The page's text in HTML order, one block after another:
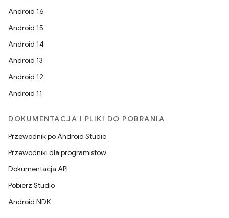
Android 16
Android 15
Android 14
Android 13
Android 12
Android 11
DOKUMENTACJA I PLIKI DO POBRANIA
Przewodnik po Android Studio
Przewodniki dla programistów
Dokumentacja API
Pobierz Studio
Android NDK